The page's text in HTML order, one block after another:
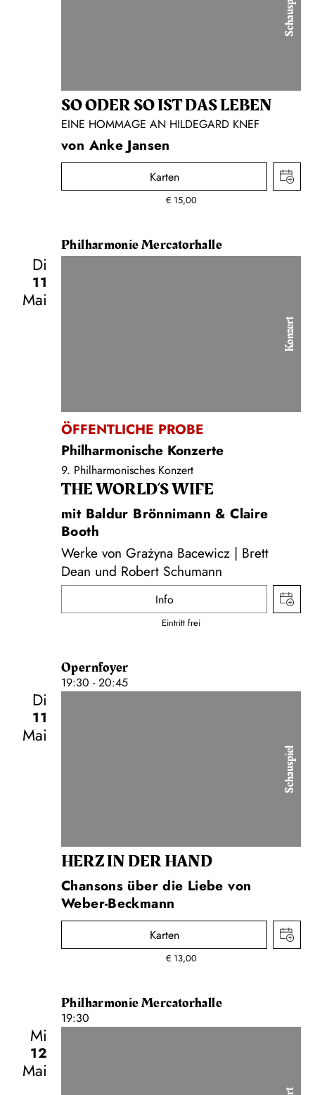
Schauspiel
SO ODER SO IST DAS LEBEN
EINE HOMMAGE AN HILDEGARD KNEF
von Anke Jansen
Karten
€ 15,00
Philharmonie Mercatorhalle
Di
11
Mai
Konzert
ÖFFENTLICHE PROBE
Philharmonische Konzerte
9. Philharmonisches Konzert
THE WORLD’S WIFE
mit Baldur Brönnimann & Claire
Booth
Werke von Grażyna Bacewicz | Brett
Dean und Robert Schumann
Info
Eintritt frei
Opernfoyer
19:30 - 20:45
Di
11
Mai
Schauspiel
HERZ IN DER HAND
Chansons über die Liebe von
Weber-Beckmann
Karten
€ 13,00
Philharmonie Mercatorhalle
19:30
Mi
12
Mai